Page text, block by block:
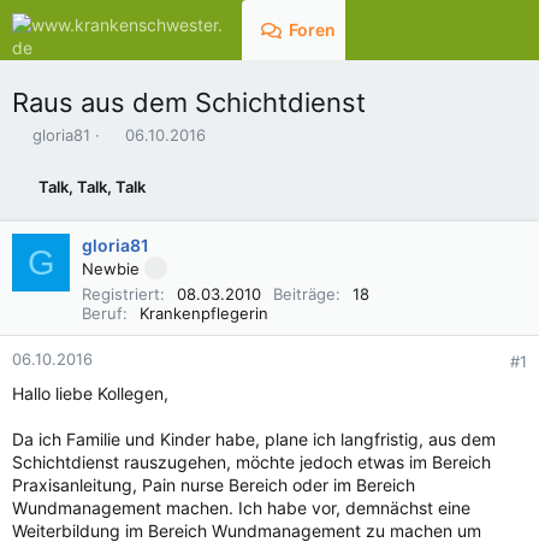
Foren
Raus aus dem Schichtdienst
E
s
e
l
gloria81
E
s
t
e
l
l
t
a
06.10.2016
Talk, Talk, Talk
G gloria81
Newbie
Registriert
08.03.2010 Beiträge
18
Beruf
Krankenpflegerin
06.10.2016 #1
Hallo liebe Kollegen,
Da ich Familie und Kinder habe, plane ich langfristig, aus dem
Schichtdienst rauszugehen, möchte jedoch etwas im Bereich
Praxisanleitung, Pain nurse Bereich oder im Bereich
Wundmanagement machen. Ich habe vor, demnächst eine
Weiterbildung im Bereich Wundmanagement zu machen um